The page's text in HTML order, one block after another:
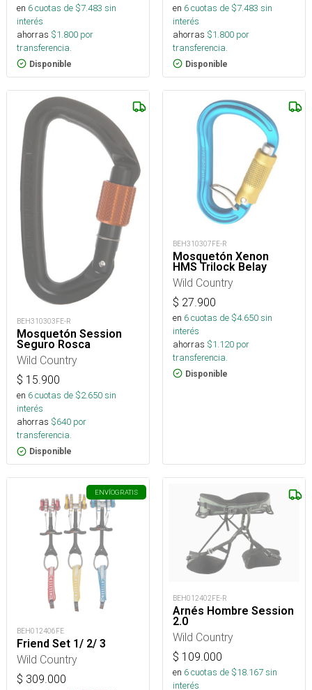
en 6cuotas de $7.483 sin
interés
ahorras $1.800 por
transferencia.
Disponible
en 6cuotas de $7.483 sin
interés
ahorras $1.800 por
transferencia.
Disponible
BEH310303FE-R
Mosquetón Session
Seguro Rosca
Wild Country
$ 15.900
en 6cuotas de $2.650sin
interés
ahorras $640 por
transferencia.
Disponible
BEH310307FE-R
Mosquetón Xenon
HMS Trilock Belay
Wild Country
$ 27.900
en 6cuotas de $4.650sin
interés
ahorras $1.120 por
transferencia.
Disponible
ENVÍOGRATIS
BEH012406FE
Friend Set 1/ 2/ 3
Wild Country
$ 309.000
BEH012402FE-R
Arnés Hombre Session
2.0
Wild Country
$ 109.000
en 6cuotas de $18.167sin
interés